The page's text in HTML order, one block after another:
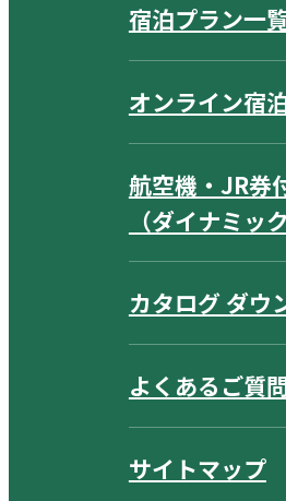
宿泊プラン一
オンライン宿
航空機・JR券
（ダイナミッ
カタログ ダウ
よくあるご質
サイトマップ